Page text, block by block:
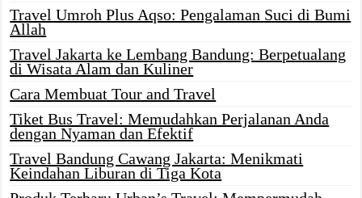
Travel Umroh Plus Aqso: Pengalaman Suci di Bumi
Allah
Travel Jakarta ke Lembang Bandung: Berpetualang
di Wisata Alam dan Kuliner
Cara Membuat Tour and Travel
Tiket Bus Travel: Memudahkan Perjalanan Anda
dengan Nyaman dan Efektif
Travel Bandung Cawang Jakarta: Menikmati
Keindahan Liburan di Tiga Kota